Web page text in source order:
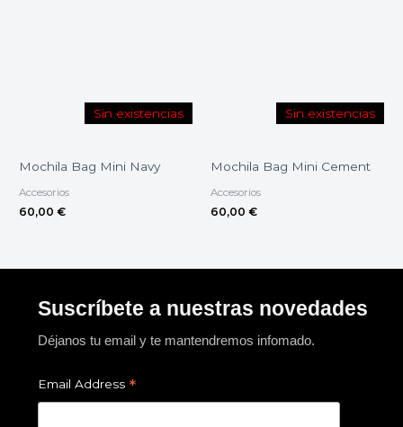
Sin existencias
Mochila Bag Mini Navy
Accesorios
60,00 €
Sin existencias
Mochila Bag Mini Cement
Accesorios
60,00 €
Suscríbete a nuestras novedades
Déjanos tu email y te mantendremos infomado.
Email Address *